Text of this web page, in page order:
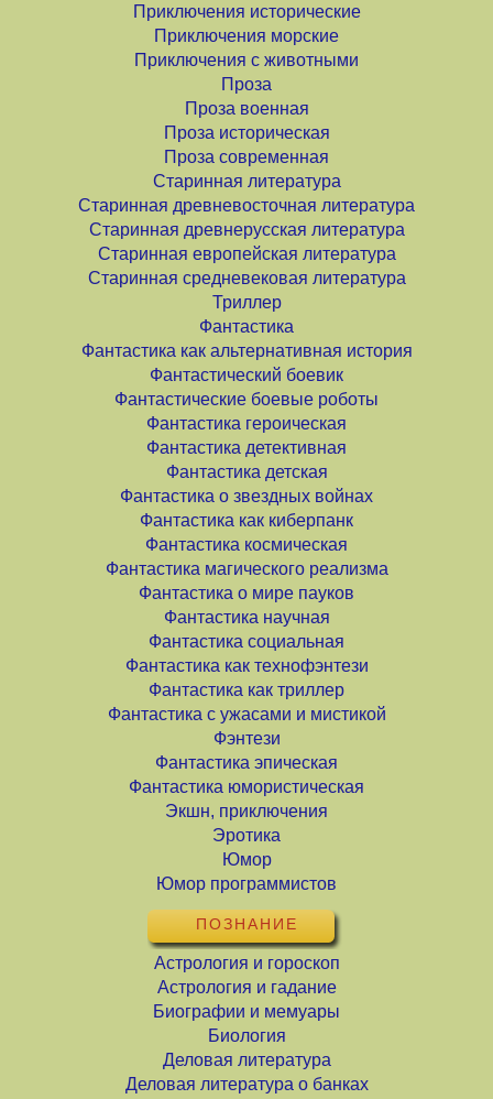
Приключения исторические
Приключения морские
Приключения с животными
Проза
Проза военная
Проза историческая
Проза современная
Старинная литература
Старинная древневосточная литература
Старинная древнерусская литература
Старинная европейская литература
Старинная средневековая литература
Триллер
Фантастика
Фантастика как альтернативная история
Фантастический боевик
Фантастические боевые роботы
Фантастика героическая
Фантастика детективная
Фантастика детская
Фантастика о звездных войнах
Фантастика как киберпанк
Фантастика космическая
Фантастика магического реализма
Фантастика о мире пауков
Фантастика научная
Фантастика социальная
Фантастика как технофэнтези
Фантастика как триллер
Фантастика с ужасами и мистикой
Фэнтези
Фантастика эпическая
Фантастика юмористическая
Экшн, приключения
Эротика
Юмор
Юмор программистов
ПОЗНАНИЕ
Астрология и гороскоп
Астрология и гадание
Биографии и мемуары
Биология
Деловая литература
Деловая литература о банках